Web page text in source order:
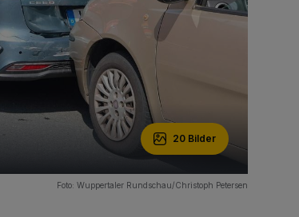
20 Bilder
Foto: Wuppertaler Rundschau/Christoph Petersen